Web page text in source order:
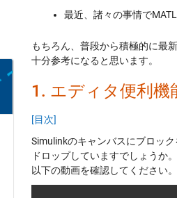
最近、諸々の事情で
もちろん、普段から積極的に最
十分参考になると思います。
1. エディタ便利機
[目次]
Simulinkのキャンバスにブロッ
ドロップしていますでしょうか
以下の動画を確認してください。